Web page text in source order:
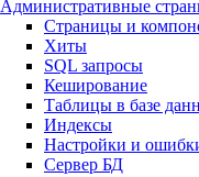
Административные
Страницы и
Хиты
SQL запросы
Кеширование
Таблицы в базе
Индексы
Настройки и
Сервер БД